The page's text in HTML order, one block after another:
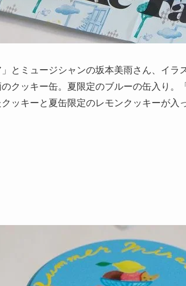
」とミュージシャンの坂本美雨さん、イ
クッキー缶。夏限定のブルーの缶入り。
ッキーと夏缶限定のレモンクッキーが入